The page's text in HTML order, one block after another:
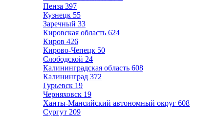
Пенза 397
Кузнецк 55
Заречный 33
Кировская область 624
Киров 426
Кирово-Чепецк 50
Слободской 24
Калининградская область 608
Калининград 372
Гурьевск 19
Черняховск 19
Ханты-Мансийский автономный округ 608
Сургут 209